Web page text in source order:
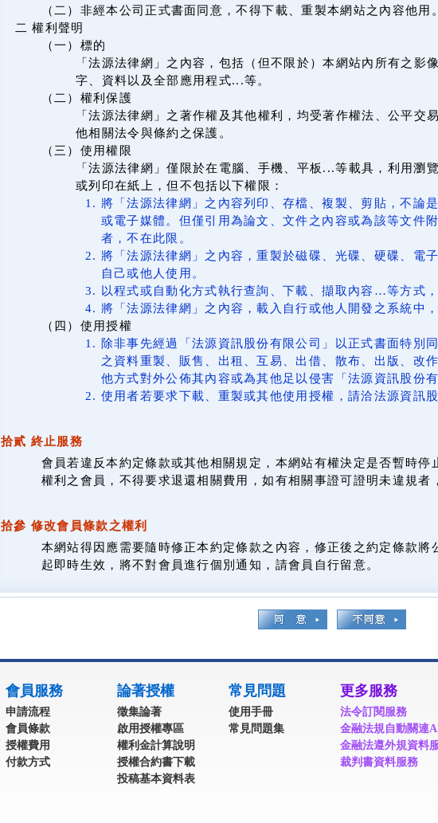
（二）非經本公司正式書面同意，不得下載、重製本網站之內容他用。
二 權利聲明
（一）標的
「法源法律網」之內容，包括（但不限於）本網站內所有之影
字、資料以及全部應用程式...等。
（二）權利保護
「法源法律網」之著作權及其他權利，均受著作權法、公平交
他相關法令與條約之保護。
（三）使用權限
「法源法律網」僅限於在電腦、手機、平板...等載具，利用瀏
或列印在紙上，但不包括以下權限：
將「法源法律網」之內容列印、存檔、複製、剪貼，不論
或電子媒體。但僅引用為論文、文件之內容或為該等文件
者，不在此限。
將「法源法律網」之內容，重製於磁碟、光碟、硬碟、電
自己或他人使用。
以程式或自動化方式執行查詢、下載、擷取內容…等方式，
將「法源法律網」之內容，載入自行或他人開發之系統中
（四）使用授權
除非事先經過「法源資訊股份有限公司」以正式書面特別
之資料重製、販售、出租、互易、出借、散布、出版、改
他方式對外公佈其內容或為其他足以侵害「法源資訊股份
使用者若要求下載、重製或其他使用授權，請洽法源資訊股
拾貳 終止服務
會員若違反本約定條款或其他相關規定，本網站有權決定是否暫時停
權利之會員，不得要求退還相關費用，如有相關事證可證明未違規者
拾參 修改會員條款之權利
本網站得因應需要隨時修正本約定條款之內容，修正後之約定條款將
起即時生效，將不對會員進行個別通知，請會員自行留意。
會員服務
申請流程
會員條款
授權費用
付款方式
論著授權
徵集論著
啟用授權專區
權利金計算說明
授權合約書下載
投稿基本資料表
常見問題
使用手冊
常見問題集
更多服務
法令訂閱服務
金融法規自動關連
金融法遵外規資料
裁判書資料服務